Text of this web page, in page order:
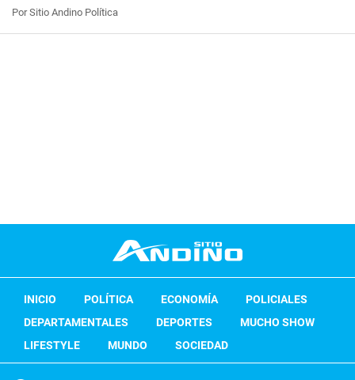
Por Sitio Andino Política
INICIO POLÍTICA ECONOMÍA
POLICIALES
DEPARTAMENTALES
DEPORTES
MUCHO SHOW
LIFESTYLE
MUNDO SOCIEDAD